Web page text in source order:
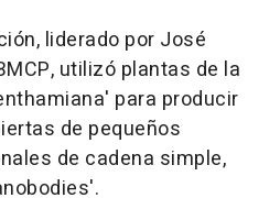
liderado por José
utilizó plantas de la
para producir
de pequeños
de cadena simple,